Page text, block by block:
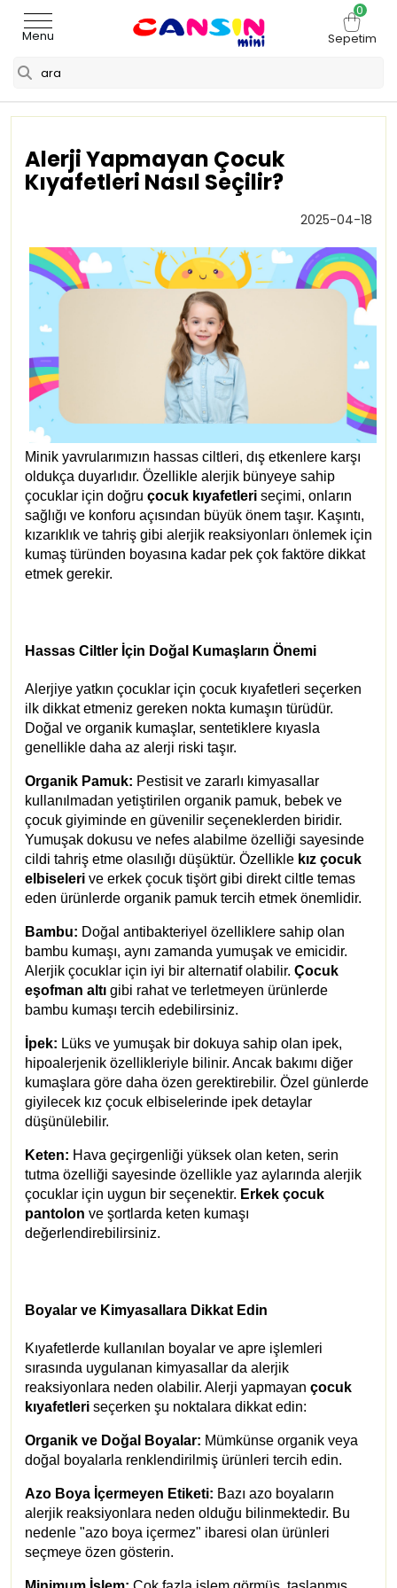
Menu
0
Sepetim
Alerji Yapmayan Çocuk
Kıyafetleri Nasıl Seçilir?
2025-04-18
Minik yavrularımızın hassas ciltleri, dış etkenlere karşı
oldukça duyarlıdır. Özellikle alerjik bünyeye sahip
çocuklar için doğru çocuk kıyafetleri seçimi, onların
sağlığı ve konforu açısından büyük önem taşır. Kaşıntı,
kızarıklık ve tahriş gibi alerjik reaksiyonları önlemek için
kumaş türünden boyasına kadar pek çok faktöre dikkat
etmek gerekir.
Hassas Ciltler İçin Doğal Kumaşların Önemi
Alerjiye yatkın çocuklar için çocuk kıyafetleri seçerken
ilk dikkat etmeniz gereken nokta kumaşın türüdür.
Doğal ve organik kumaşlar, sentetiklere kıyasla
genellikle daha az alerji riski taşır.
Organik Pamuk: Pestisit ve zararlı kimyasallar
kullanılmadan yetiştirilen organik pamuk, bebek ve
çocuk giyiminde en güvenilir seçeneklerden biridir.
Yumuşak dokusu ve nefes alabilme özelliği sayesinde
cildi tahriş etme olasılığı düşüktür. Özellikle kız çocuk
elbiseleri ve erkek çocuk tişört gibi direkt ciltle temas
eden ürünlerde organik pamuk tercih etmek önemlidir.
Bambu: Doğal antibakteriyel özelliklere sahip olan
bambu kumaşı, aynı zamanda yumuşak ve emicidir.
Alerjik çocuklar için iyi bir alternatif olabilir. Çocuk
eşofman altı gibi rahat ve terletmeyen ürünlerde
bambu kumaşı tercih edebilirsiniz.
İpek: Lüks ve yumuşak bir dokuya sahip olan ipek,
hipoalerjenik özellikleriyle bilinir. Ancak bakımı diğer
kumaşlara göre daha özen gerektirebilir. Özel günlerde
giyilecek kız çocuk elbiselerinde ipek detaylar
düşünülebilir.
Keten: Hava geçirgenliği yüksek olan keten, serin
tutma özelliği sayesinde özellikle yaz aylarında alerjik
çocuklar için uygun bir seçenektir. Erkek çocuk
pantolon ve şortlarda keten kumaşı
değerlendirebilirsiniz.
Boyalar ve Kimyasallara Dikkat Edin
Kıyafetlerde kullanılan boyalar ve apre işlemleri
sırasında uygulanan kimyasallar da alerjik
reaksiyonlara neden olabilir. Alerji yapmayan çocuk
kıyafetleri seçerken şu noktalara dikkat edin:
Organik ve Doğal Boyalar: Mümkünse organik veya
doğal boyalarla renklendirilmiş ürünleri tercih edin.
Azo Boya İçermeyen Etiketi: Bazı azo boyaların
alerjik reaksiyonlara neden olduğu bilinmektedir. Bu
nedenle "azo boya içermez" ibaresi olan ürünleri
seçmeye özen gösterin.